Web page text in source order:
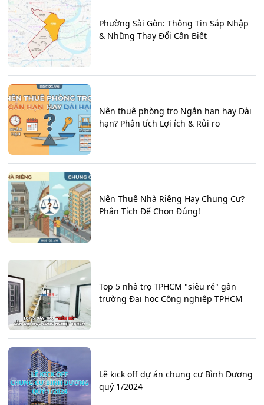
Phường Sài Gòn: Thông Tin Sáp Nhập
& Những Thay Đổi Cần Biết
Nên thuê phòng trọ Ngắn hạn hay Dài
hạn? Phân tích Lợi ích & Rủi ro
Nên Thuê Nhà Riêng Hay Chung Cư?
Phân Tích Để Chọn Đúng!
Top 5 nhà trọ TPHCM "siêu rẻ" gần
trường Đại học Công nghiệp TPHCM
Lễ kick off dự án chung cư Bình Dương
quý 1/2024